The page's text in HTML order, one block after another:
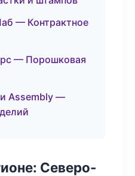
— Контрактное
— Порошковая
Assembly —
Северо-